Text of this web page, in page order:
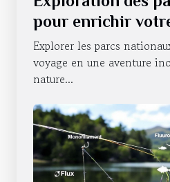
pour enrichir
Explorer les parcs
voyage en une aventure
nature...